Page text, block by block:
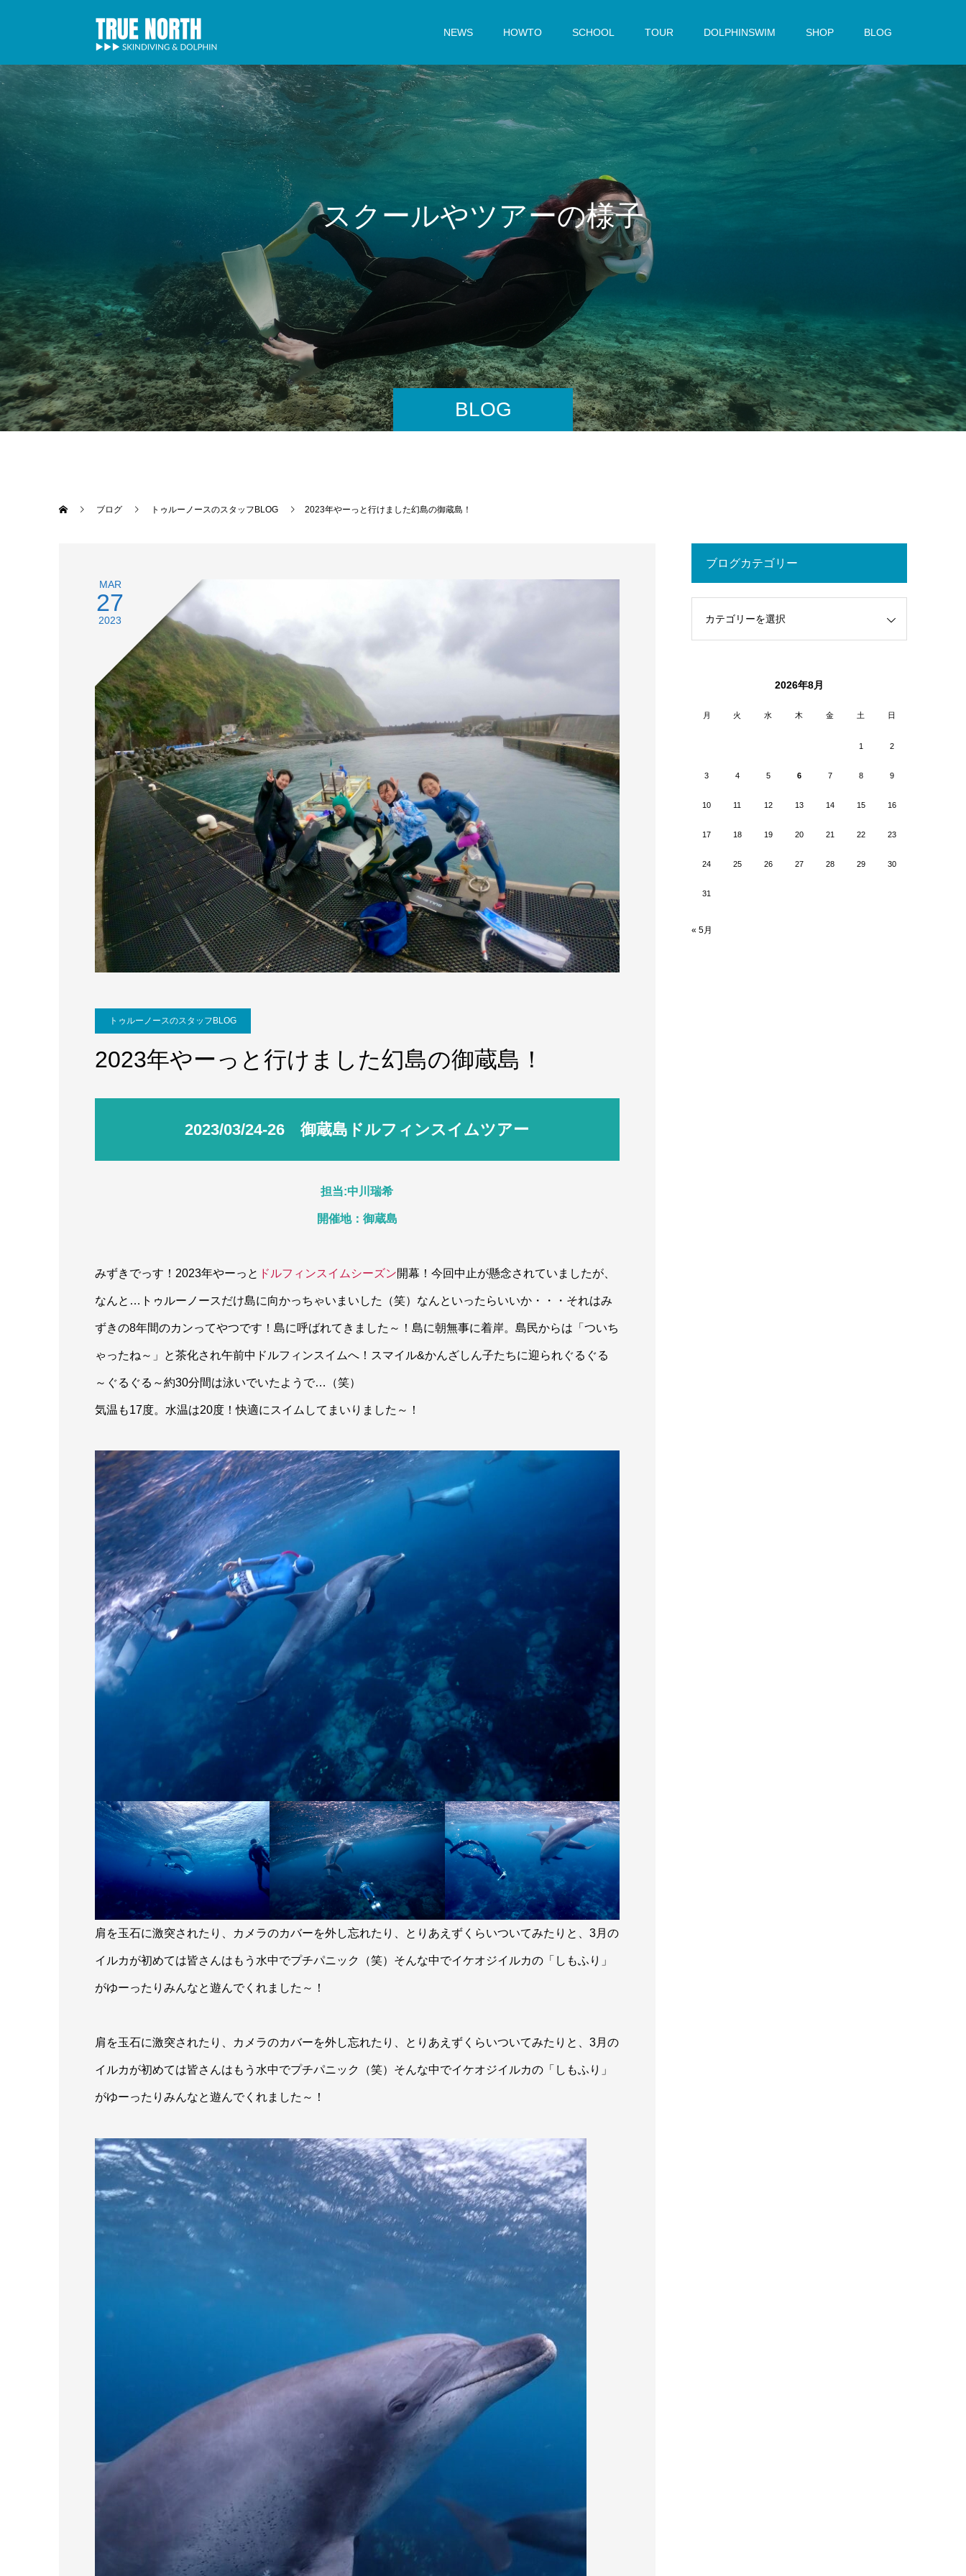
NEWS HOWTO SCHOOL TOUR DOLPHINSWIM SHOP BLOG
BLOG
ス ク ールやツアーの様子
ブログ トゥルーノースのスタッフBLOG 2023年やーっと行けました幻島の御蔵島！
MAR
27
2023
トゥルーノースのスタッフBLOG
2023年やーっと行けました幻島の御蔵島！
2023/03/24‐26 御蔵島ドルフィンスイムツアー
担当:中川瑞希
開催地：御蔵島
みずきでっす！2023年やーっと ドルフィンスイムシーズン開幕！今回中止が懸念されていましたが、
なんと…トゥルーノースだけ島に向かっちゃいまいした（笑）なんといったらいいか・・・それはみ
ずきの8年間のカンってやつです！島に呼ばれてきました～！島に朝無事に着岸。島民からは「ついち
ゃったね～」と茶化され午前中ドルフィンスイムへ！スマイル&かんざしん子たちに迎られぐるぐる
～ぐるぐる～約30分間は泳いでいたようで…（笑）
気温も17度。水温は20度！快適にスイムしてまいりました～！
肩を玉石に激突されたり、カメラのカバーを外し忘れたり、とりあえずくらいついてみたりと、3月の
イルカが初めては皆さんはもう水中でプチパニック（笑）そんな中でイケオジイルカの「しもふり」
がゆーったりみんなと遊んでくれました～！
肩を玉石に激突されたり、カメラのカバーを外し忘れたり、とりあえずくらいついてみたりと、3月の
イルカが初めては皆さんはもう水中でプチパニック（笑）そんな中でイケオジイルカの「しもふり」
がゆーったりみんなと遊んでくれました～！
ブログカテゴリー
2026年8月
月 火 水 木 金 土 日
1 2
3 4 5 6 7 8 9
10 11 12 13 14 15 16
17 18 19 20 21 22 23
24 25 26 27 28 29 30
31
« 5月